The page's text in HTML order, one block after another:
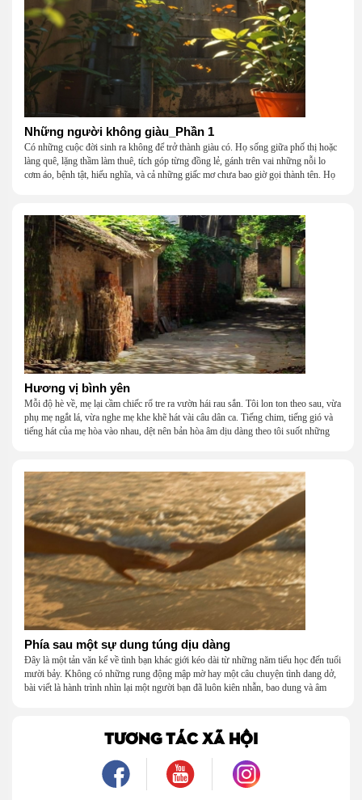
Những người không giàu_Phần 1
Có những cuộc đời sinh ra không để trở thành giàu có. Họ sống giữa phố thị hoặc
làng quê, lặng thầm làm thuê, tích góp từng đồng lẻ, gánh trên vai những nỗi lo
cơm áo, bệnh tật, hiếu nghĩa, và cả những giấc mơ chưa bao giờ gọi thành tên. Họ
một mái nhà bằng lòng thương, bằng sự nhẫn nại và một niềm tin cũ kỹ rằng: dẫu
nghèo đến đâu, cũng còn có nhau để quay về.
Hương vị bình yên
Mỗi độ hè về, mẹ lại cầm chiếc rổ tre ra vườn hái rau sắn. Tôi lon ton theo sau, vừa
phụ mẹ ngắt lá, vừa nghe mẹ khe khẽ hát vài câu dân ca. Tiếng chim, tiếng gió và
tiếng hát của mẹ hòa vào nhau, dệt nên bản hòa âm dịu dàng theo tôi suốt những
Phía sau một sự dung túng dịu dàng
Đây là một tản văn kể về tình bạn khác giới kéo dài từ những năm tiểu học đến tuổi
mười bảy. Không có những rung động mập mờ hay một câu chuyện tình dang dở,
bài viết là hành trình nhìn lại một người bạn đã luôn kiên nhẫn, bao dung và âm
là một mối tình, mà là một người luôn cho tôi quyền được là chính mình.
TƯƠNG TÁC XÃ HỘI